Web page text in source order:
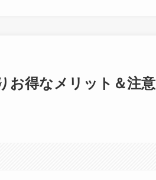
お得なメリット＆注意